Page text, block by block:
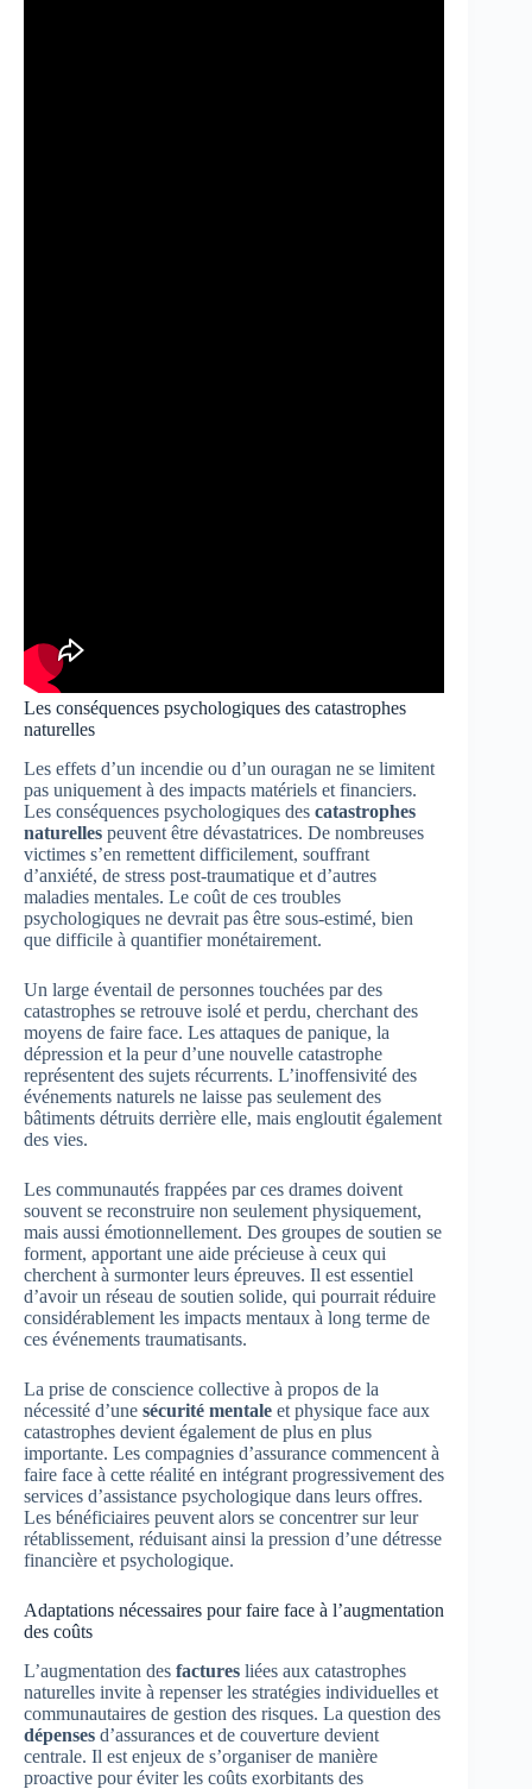
Les conséquences psychologiques des catastrophes
naturelles
Les effets d’un incendie ou d’un ouragan ne se limitent
pas uniquement à des impacts matériels et financiers.
Les conséquences psychologiques des catastrophes
naturelles peuvent être dévastatrices. De nombreuses
victimes s’en remettent difficilement, souffrant
d’anxiété, de stress post-traumatique et d’autres
maladies mentales. Le coût de ces troubles
psychologiques ne devrait pas être sous-estimé, bien
que difficile à quantifier monétairement.
Un large éventail de personnes touchées par des
catastrophes se retrouve isolé et perdu, cherchant des
moyens de faire face. Les attaques de panique, la
dépression et la peur d’une nouvelle catastrophe
représentent des sujets récurrents. L’inoffensivité des
événements naturels ne laisse pas seulement des
bâtiments détruits derrière elle, mais engloutit également
des vies.
Les communautés frappées par ces drames doivent
souvent se reconstruire non seulement physiquement,
mais aussi émotionnellement. Des groupes de soutien se
forment, apportant une aide précieuse à ceux qui
cherchent à surmonter leurs épreuves. Il est essentiel
d’avoir un réseau de soutien solide, qui pourrait réduire
considérablement les impacts mentaux à long terme de
ces événements traumatisants.
La prise de conscience collective à propos de la
nécessité d’une sécurité mentale et physique face aux
catastrophes devient également de plus en plus
importante. Les compagnies d’assurance commencent à
faire face à cette réalité en intégrant progressivement des
services d’assistance psychologique dans leurs offres.
Les bénéficiaires peuvent alors se concentrer sur leur
rétablissement, réduisant ainsi la pression d’une détresse
financière et psychologique.
Adaptations nécessaires pour faire face à l’augmentation
des coûts
L’augmentation des factures liées aux catastrophes
naturelles invite à repenser les stratégies individuelles et
communautaires de gestion des risques. La question des
dépenses d’assurances et de couverture devient
centrale. Il est enjeux de s’organiser de manière
proactive pour éviter les coûts exorbitants des